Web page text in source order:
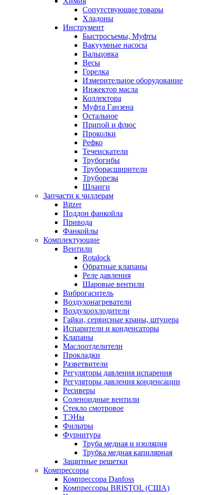
Сопутствующие товары
Хладоны
Инструмент
Быстросъемы, Муфты
Вакуумные насосы
Вальцовка
Весы
Горелка
Измерительное оборудование
Инжектор масла
Коллектора
Муфта Ганзена
Остальное
Припой и флюс
Проколки
Рефко
Течеискатели
Трубогибы
Труборасширители
Труборезы
Шланги
Запчасти к чиллерам
Bitzer
Поддон фанкойла
Привода
Фанкойлы
Комплектующие
Вентили
Rotalock
Обратные клапаны
Реле давления
Шаровые вентили
Виброгаситель
Воздухонагреватели
Воздухоохлодители
Гайки, сервисные краны, штуцера
Испарители и конденсаторы
Клапаны
Маслоотделители
Прокладки
Разветвители
Регуляторы давления испарения
Регуляторы давления конденсации
Ресиверы
Соленоидные вентили
Стекло смотровое
ТЭНы
Фильтры
Фурнитура
Труба медная и изоляция
Трубка медная капилярная
Защитные решетки
Компрессоры
Компрессора Danfoss
Компрессоры BRISTOL (США)